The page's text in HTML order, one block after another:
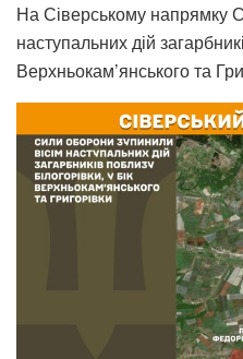
На Сіверському напрямку
наступальних дій
Верхньокам’янського та